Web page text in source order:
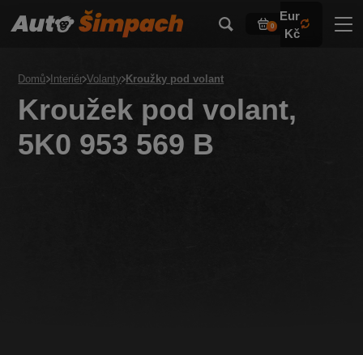
0
Eur
Kč
Domů Interiér Volanty Kroužky pod volant
Kroužek pod volant,
5K0 953 569 B